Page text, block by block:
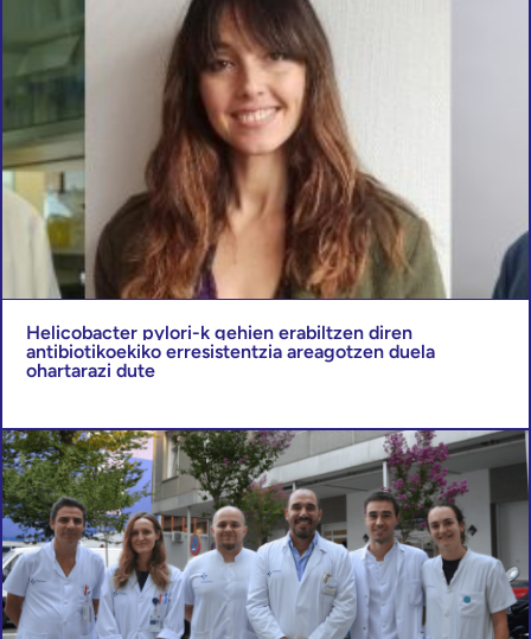
Helicobacter pylori-k gehien erabiltzen diren
antibiotikoekiko erresistentzia areagotzen duela
ohartarazi dute